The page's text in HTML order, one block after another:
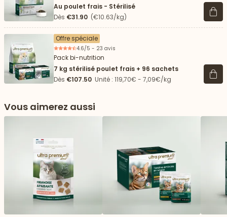
vers le bas
Au poulet frais - Stérilisé
Dès €31.90 (€10.63/kg) Voir
Offre spéciale
4.6/5 - 23 avis
Pack bi-nutrition
7 kg stérilisé poulet frais + 96 sachets
Dès €107.50 Unité : 119,70€ - 7,09€/kg Voir
Vous aimerez aussi